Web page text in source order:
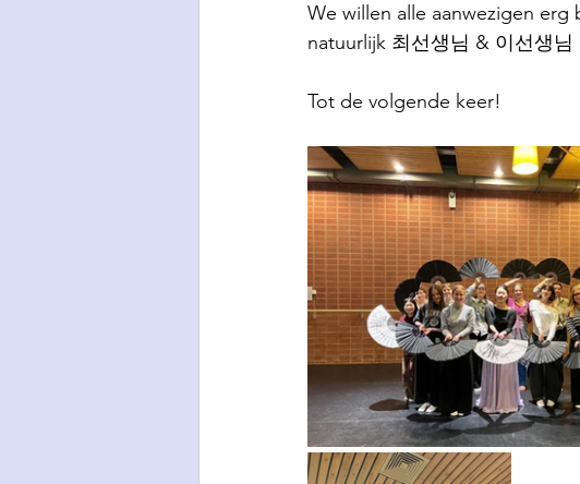
We willen alle aanwezigen
natuurlijk 최선생님 & 이선생
Tot de volgende keer!